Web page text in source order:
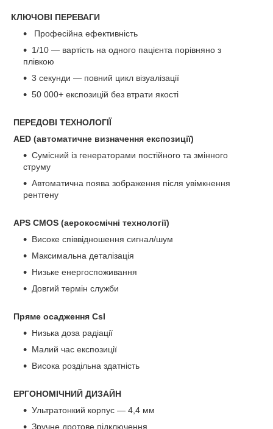
КЛЮЧОВІ ПЕРЕВАГИ
Професійна ефективність
1/10 — вартість на одного пацієнта порівняно з
плівкою
3 секунди — повний цикл візуалізації
50 000+ експозицій без втрати якості
ПЕРЕДОВІ ТЕХНОЛОГІЇ
AED (автоматичне визначення експозиції)
Сумісний із генераторами постійного та змінного
струму
Автоматична поява зображення після увімкнення
рентгену
APS CMOS (аерокосмічні технології)
Високе співвідношення сигнал/шум
Максимальна деталізація
Низьке енергоспоживання
Довгий термін служби
Пряме осадження CsI
Низька доза радіації
Малий час експозиції
Висока роздільна здатність
ЕРГОНОМІЧНИЙ ДИЗАЙН
Ультратонкий корпус — 4,4 мм
Зручне дротове підключення